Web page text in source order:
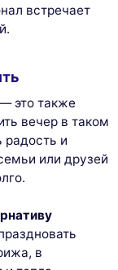
встречает
это также
вечер в таком
и
или друзей
в